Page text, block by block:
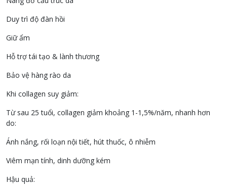
Duy trì độ đàn hồi
Giữ ẩm
Hỗ trợ tái tạo & lành thương
Bảo vệ hàng rào da
Khi collagen suy giảm:
Từ sau 25 tuổi, collagen giảm khoảng 1-1,5%/năm, nhanh hơn
do:
Ánh nắng, rối loạn nội tiết, hút thuốc, ô nhiễm
Viêm mạn tính, dinh dưỡng kém
Hậu quả: